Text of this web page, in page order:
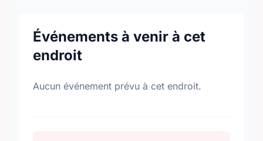
Événements à venir à cet
endroit
Aucun événement prévu à cet endroit.